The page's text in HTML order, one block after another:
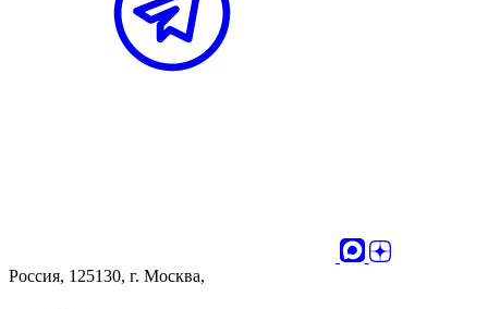
Россия, 125130, г. Москва,